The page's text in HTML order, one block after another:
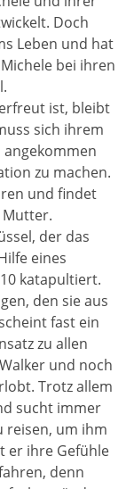
Doch
Leben und hat
bei ihren
ist, bleibt
sich ihrem
zu machen.
und findet
der das
eines
katapultiert.
den sie aus
fast ein
zu allen
und noch
Trotz allem
sucht immer
reisen, um ihm
er ihre Gefühle
denn